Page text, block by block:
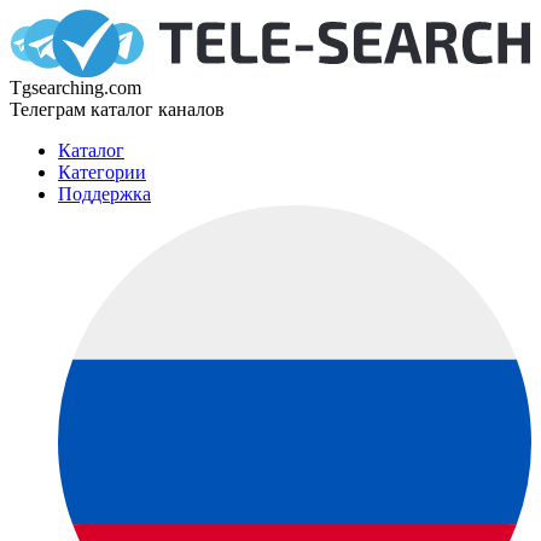
Tgsearching.com
Телеграм каталог каналов
Каталог
Категории
Поддержка